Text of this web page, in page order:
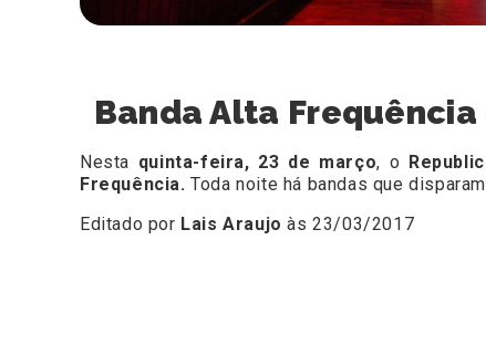
Banda Alta Frequência
Nesta quinta-feira, 23 de março, o
Frequência. Toda noite há bandas que disparam
Editado por Lais Araujo às 23/03/2017